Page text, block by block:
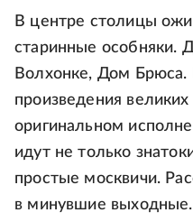
В центре столицы
старинные особняки.
Волхонке, Дом Брюса.
произведения
оригинальном
идут не только
простые москвичи.
в минувшие выходные.